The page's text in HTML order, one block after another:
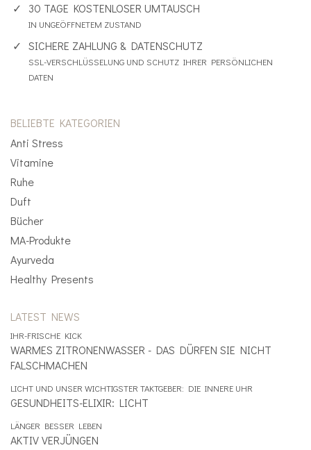
30 TAGE KOSTENLOSER UMTAUSCH
IN UNGEÖFFNETEM ZUSTAND
SICHERE ZAHLUNG & DATENSCHUTZ
SSL-VERSCHLÜSSELUNG UND SCHUTZ IHRER PERSÖNLICHEN
DATEN
BELIEBTE KATEGORIEN
Anti Stress
Vitamine
Ruhe
Duft
Bücher
MA-Produkte
Ayurveda
Healthy Presents
LATEST NEWS
IHR-FRISCHE KICK
WARMES ZITRONENWASSER - DAS DÜRFEN SIE NICHT
FALSCHMACHEN
LICHT UND UNSER WICHTIGSTER TAKTGEBER: DIE INNERE UHR
GESUNDHEITS-ELIXIR: LICHT
LÄNGER BESSER LEBEN
AKTIV VERJÜNGEN